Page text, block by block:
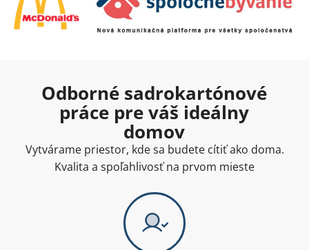
Odborné sadrokartónové
práce pre váš ideálny
domov
Vytvárame priestor, kde sa budete cítiť ako doma.
Kvalita a spoľahlivosť na prvom mieste